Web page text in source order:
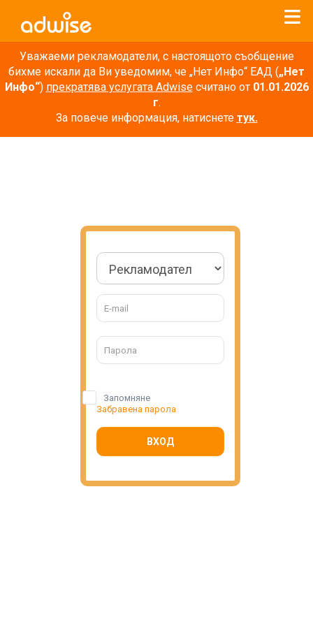
Уважаеми рекламодатели, с настоящото съобщение
бихме искали да Ви уведомим, че „Нет Инфо“ ЕАД („Нет
Инфо“) прекратява услугата Adwiseсчитано от 01.01.2026
г.
За повече информация, натиснете тук.
Запомняне
Забравена парола
ВХОД